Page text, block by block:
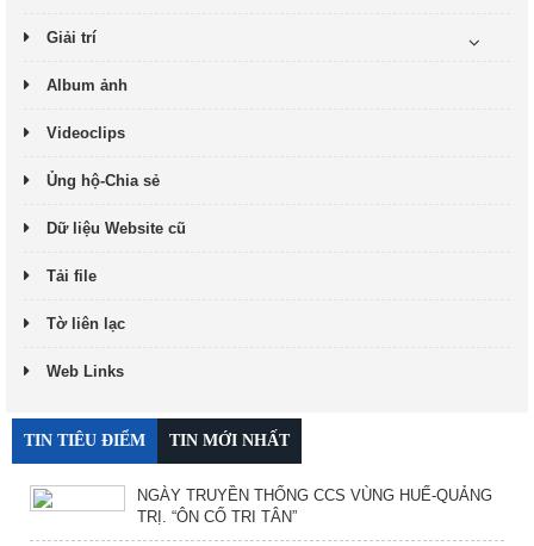
Giải trí
Album ảnh
Videoclips
Ủng hộ-Chia sẻ
Dữ liệu Website cũ
Tải file
Tờ liên lạc
Web Links
TIN TIÊU ĐIỂM TIN MỚI NHẤT
NGÀY TRUYỀN THỐNG CCS VÙNG HUẾ-QUẢNG
TRỊ. “ÔN CỐ TRI TÂN”